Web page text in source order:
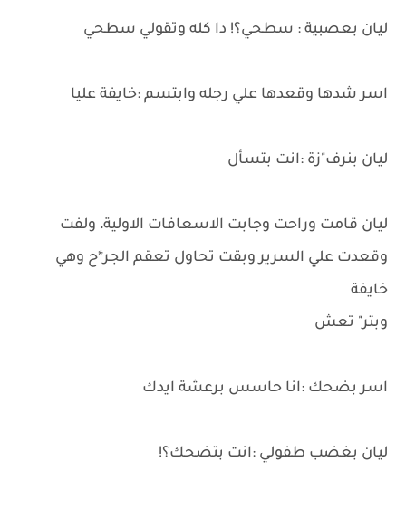
ليان بعصبية : سطحي؟! دا كله وتقولي سطحي
اسر شدها وقعدها علي رجله وابتسم :خايفة عليا
ليان بنرف"زة :انت بتسأل
ليان قامت وراحت وجابت الاسعافات الاولية، ولفت
وقعدت علي السرير وبقت تحاول تعقم الجر*ح وهي
خايفة
وبتر" تعش
اسر بضحك :انا حاسس برعشة ايدك
ليان بغضب طفولي :انت بتضحك؟!